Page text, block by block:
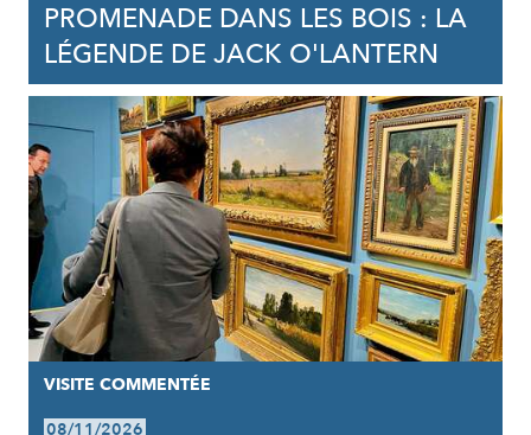
PROMENADE DANS LES BOIS : LA
LÉGENDE DE JACK O'LANTERN
VISITE COMMENTÉE
08/11/2026